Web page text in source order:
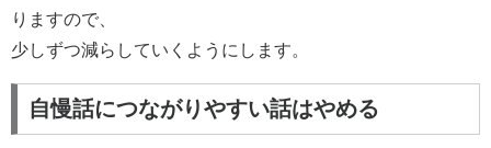
りますので、
少しずつ減らしていくようにします。
自慢話につながりやすい話はやめる